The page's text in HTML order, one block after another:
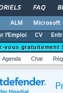
FAQ
ALM Microsoft
l'Emploi
CV
vous gratuitement !
Agenda Chat